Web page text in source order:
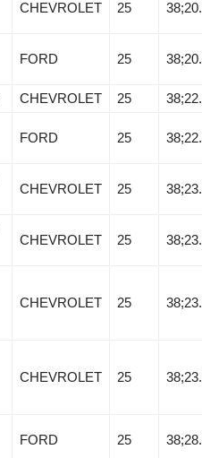
CHEVROLET 25
FORD 25
CHEVROLET 25
FORD 25
CHEVROLET 25
CHEVROLET 25
CHEVROLET 25
CHEVROLET 25
FORD 25